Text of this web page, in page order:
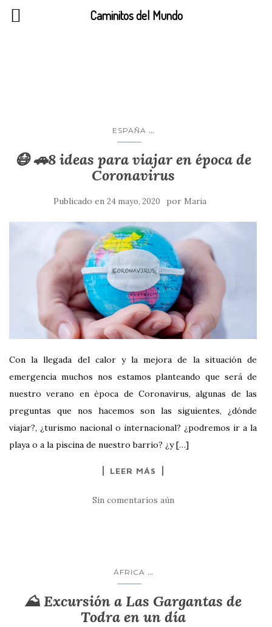
ESPAÑA ...
😷 🚗8 ideas para viajar en época de
Coronavirus
Publicado en 24 mayo, 2020 por Maria
Con la llegada del calor y la mejora de la situación de
emergencia muchos nos estamos planteando que será de
nuestro verano en época de Coronavirus, algunas de las
preguntas que nos hacemos son las siguientes, ¿dónde
viajar?, ¿turismo nacional o internacional? ¿podremos ir a la
playa o a la piscina de nuestro barrio? ¿y […]
LEER MÁS
Sin comentarios aún
ÁFRICA ...
⛰️ Excursión a Las Gargantas de
Todra en un día
Caminitos del Mundo